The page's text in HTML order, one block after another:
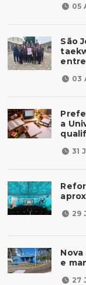
05
São
03
a
31
29
e
27